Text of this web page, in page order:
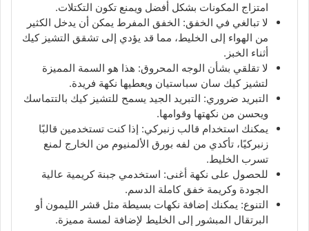
امتزاج المكونات بشكل أفضل ويمنع تكون التكتلات.
لا تبالغي في الخفق: الخفق المفرط يمكن أن يدخل الكثير
من الهواء إلى الخليط، مما قد يؤدي إلى تشقق التشيز كيك
أثناء الخبز.
لا تقلقي بشأن الوجه المحروق: هذا هو السمة المميزة
لتشيز كيك سان سباستيان ويعطيها نكهة فريدة.
التبريد ضروري: التبريد الجيد يسمح للتشيز كيك بالتتماسك
ويحسن من نكهتها وقوامها.
يمكنك استخدام قالب زنبركي: إذا كنت تستخدمين قالبًا
زنبركيًا، تأكدي من لفه بورق الألمنيوم من الخارج لمنع
تسرب الخليط.
للحصول على نكهة أغنى: استخدمي جبنة كريمية عالية
الجودة وكريمة خفق كاملة الدسم.
التنوع: يمكنك إضافة نكهات بسيطة مثل قشر الليمون أو
البرتقال المبشور إلى الخليط لإضافة لمسة مميزة.